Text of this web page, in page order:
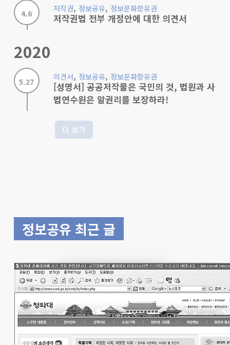
4.6 저작권, 정보공유, 정보문화향유권
저작권법 전부 개정안에 대한 의견서
2020
5.27 의견서, 정보공유, 정보문화향유권
[성명서] 공공저작물은 국민의 것, 법원과 사
법연수원은 알권리를 보장하라!
더 보기
정보공유 최근 글